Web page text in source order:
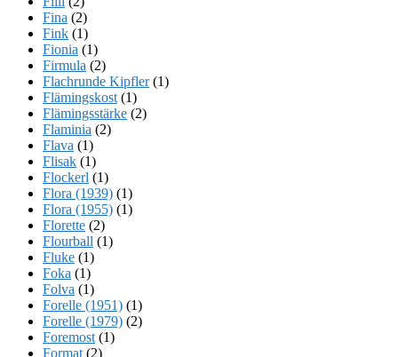
Fina (2)
Fink (1)
Fionia (1)
Firmula (2)
Flachrunde Kipfler(1)
Flämingskost (1)
Flämingsstärke (2)
Flaminia (2)
Flava (1)
Flisak (1)
Flockerl (1)
Flora (1939) (1)
Flora (1955) (1)
Florette (2)
Flourball (1)
Fluke (1)
Foka (1)
Folva (1)
Forelle (1951) (1)
Forelle (1979) (2)
Foremost (1)
Format (2)